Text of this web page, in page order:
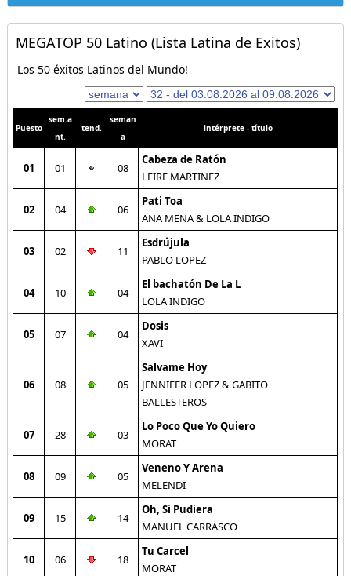
MEGATOP 50 Latino (Lista Latina de Exitos)
Los 50 éxitos Latinos del Mundo!
Puesto
sem.a
nt.
tend.
seman
a
intérprete - título
01 01 08
Cabeza de Ratón
LEIRE MARTINEZ
02 04 06
Pati Toa
ANA MENA & LOLA INDIGO
03 02 11
Esdrújula
PABLO LOPEZ
04 10 04
El bachatón De La L
LOLA INDIGO
05 07 04
Dosis
XAVI
06 08 05
Salvame Hoy
JENNIFER LOPEZ & GABITO
BALLESTEROS
07 28 03
Lo Poco Que Yo Quiero
MORAT
08 09 05
Veneno Y Arena
MELENDI
09 15 14
Oh, Si Pudiera
MANUEL CARRASCO
10 06 18
Tu Carcel
MORAT